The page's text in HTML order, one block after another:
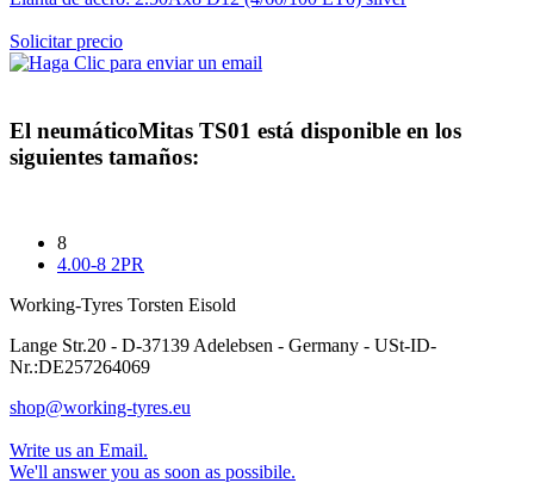
Solicitar precio
El neumáticoMitas TS01 está disponible en los
siguientes tamaños:
8
4.00-8 2PR
Working-Tyres Torsten Eisold
Lange Str.20 - D-37139 Adelebsen - Germany - USt-ID-
Nr.:DE257264069
shop@working-tyres.eu
Write us an Email.
We'll answer you as soon as possibile.